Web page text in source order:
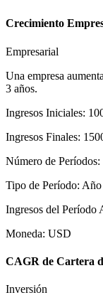
Crecimiento
Empresarial
Una empresa
3 años.
Ingresos Iniciales:
Ingresos Finales:
Número de Períodos:
Tipo de Período: Año
Ingresos del Período
Moneda: USD
CAGR de Cartera
Inversión